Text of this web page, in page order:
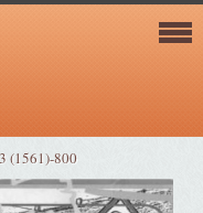
(1561)-800